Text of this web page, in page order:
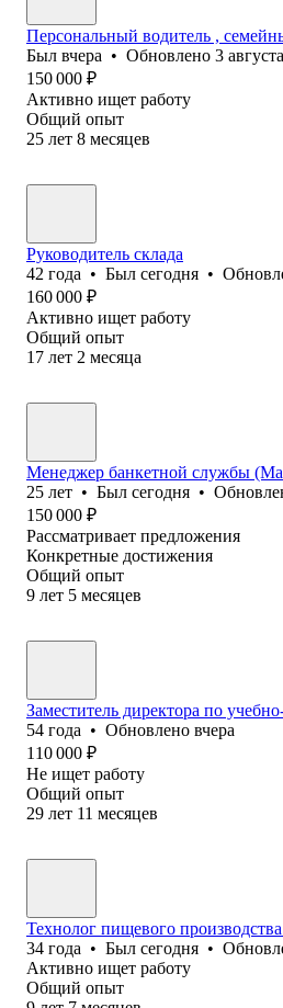
Персональный водитель ,
Был вчера • Обновлено 3 августа
150 000 ₽
Активно ищет работу
Общий опыт
25 лет 8 месяцев
Руководитель склада
42 года • Был сегодня •
160 000 ₽
Активно ищет работу
Общий опыт
17 лет 2 месяца
Менеджер банкетной службы
25 лет • Был сегодня •
150 000 ₽
Рассматривает предложения
Конкретные достижения
Общий опыт
9 лет 5 месяцев
Заместитель директора по
54 года • Обновлено вчера
110 000 ₽
Не ищет работу
Общий опыт
29 лет 11 месяцев
Технолог пищевого
34 года • Был сегодня •
Активно ищет работу
Общий опыт